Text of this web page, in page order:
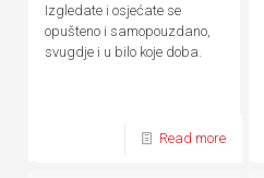
Izgledate i osjećate se
opušteno i samopouzdano,
svugdje i u bilo koje doba.
Read more